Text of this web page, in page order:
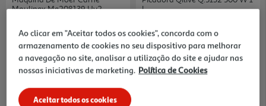
Moulinex Me208139 Hv2
99,99 €
L
24,99 €
Ao clicar em "Aceitar todos os cookies", concorda com o
armazenamento de cookies no seu dispositivo para melhorar
a navegação no site, analisar a utilização do site e ajudar nas
nossas iniciativas de marketing. Política de Cookies
Aceitar todos os cookies